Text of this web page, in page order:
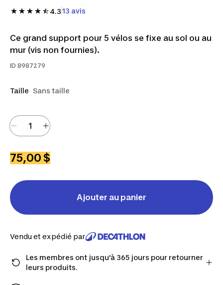
4.313 avis
Ce grand support pour 5 vélos se fixe au sol ou au
mur (vis non fournies).
ID 8987279
Taille Sans taille
75,00 $
Ajouter au panier
Vendu et expédié par
Les membres ont jusqu'à 365 jours pour retourner
leurs produits.